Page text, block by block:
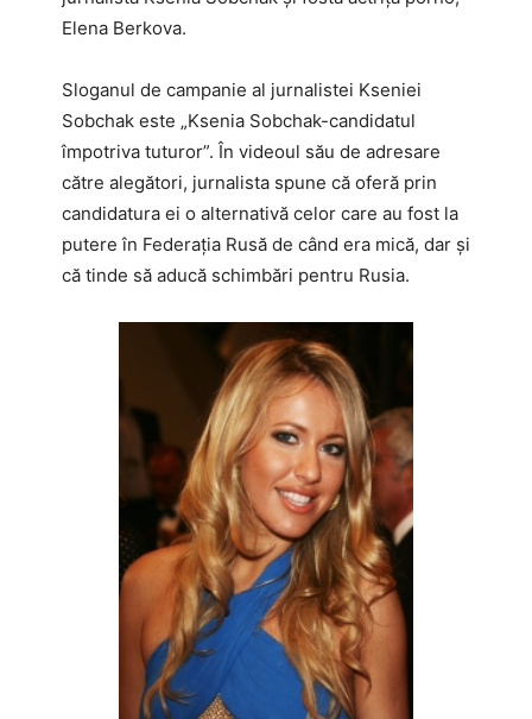
Elena Berkova.
Sloganul de campanie al jurnalistei Kseniei
Sobchak este „Ksenia Sobchak-candidatul
împotriva tuturor”. În videoul său de adresare
către alegători, jurnalista spune că oferă prin
candidatura ei o alternativă celor care au fost la
putere în Federația Rusă de când era mică, dar și
că tinde să aducă schimbări pentru Rusia.